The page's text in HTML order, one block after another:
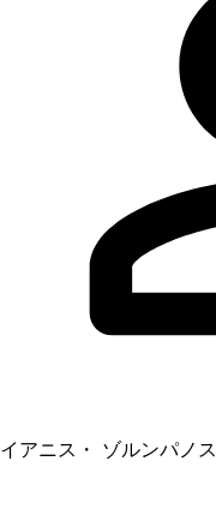
イアニス・ ゾルンパノス